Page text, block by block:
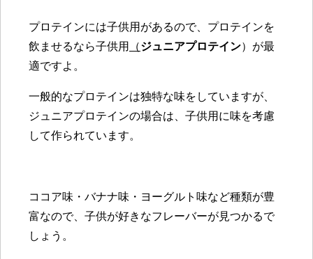
プロテインには子供用があるので、プロテインを
飲ませるなら子供用
（ジュニアプロテイン） が最
適ですよ。
一般的なプロテインは独特な味をしていますが、
ジュニアプロテインの場合は、子供用に味を考慮
して作られています。
ココア味・バナナ味・ヨーグルト味など種類が豊
富なので、子供が好きなフレーバーが見つかるで
しょう。